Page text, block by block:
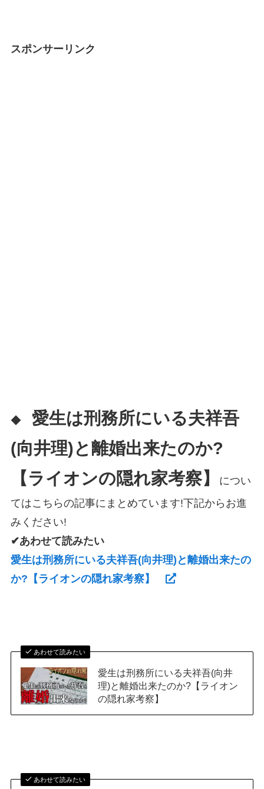
スポンサーリンク
◆ 愛生は刑務所にいる夫祥吾
(向井理)と離婚出来たのか?
【ライオンの隠れ家考察】
につい
てはこちらの記事にまとめています!下記からお進
みください!
✔あわせて読みたい
愛生は刑務所にいる夫祥吾(向井理)と離婚出来たの
か?【ライオンの隠れ家考察】
あわせて読みたい
愛生は刑務所にいる夫祥吾(向井
理)と離婚出来たのか?【ライオン
の隠れ家考察】
あわせて読みたい